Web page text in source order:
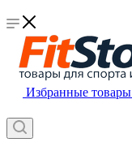
Избранные товары